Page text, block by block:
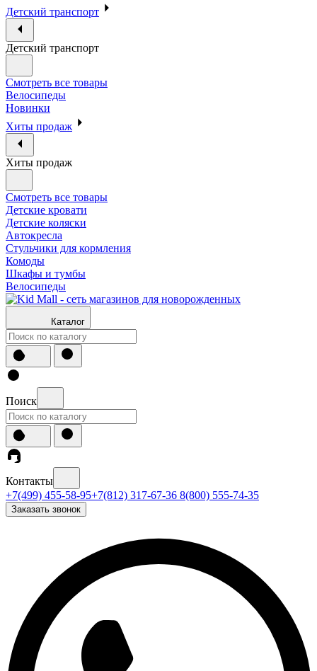
Детский транспорт
Детский транспорт
Смотреть все товары
Велосипеды
Новинки
Хиты продаж
Хиты продаж
Смотреть все товары
Детские кровати
Детские коляски
Автокресла
Стульчики для кормления
Комоды
Шкафы и тумбы
Велосипеды
Каталог
Поиск
Контакты
+7(499) 455-58-95+7(812) 317-67-36 8(800) 555-74-35
Заказать звонок